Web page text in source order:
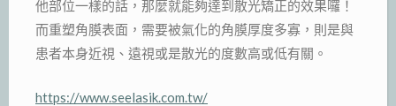
他部位一樣的話，那麼就能夠達到散光矯正的效果囉！
而重塑角膜表面，需要被氣化的角膜厚度多寡，則是與
患者本身近視、遠視或是散光的度數高或低有關。
https://www.seelasik.com.tw/